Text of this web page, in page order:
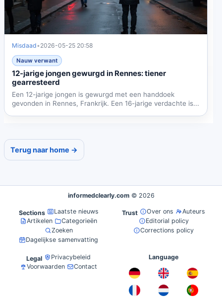
Misdaad• 2026-05-25 20:58
Nauw verwant
12-jarige jongen gewurgd in Rennes: tiener
gearresteerd
Een 12-jarige jongen is gewurgd met een handdoek
gevonden in Rennes, Frankrijk. Een 16-jarige verdachte is...
Terug naar home →
informedclearly.com © 2026
Sections
Laatste nieuws
Artikelen
Categorieën
Zoeken
Dagelijkse samenvatting
Trust Over ons
Auteurs
Editorial policy
Corrections policy
Legal
Privacybeleid
Voorwaarden
Contact
Language